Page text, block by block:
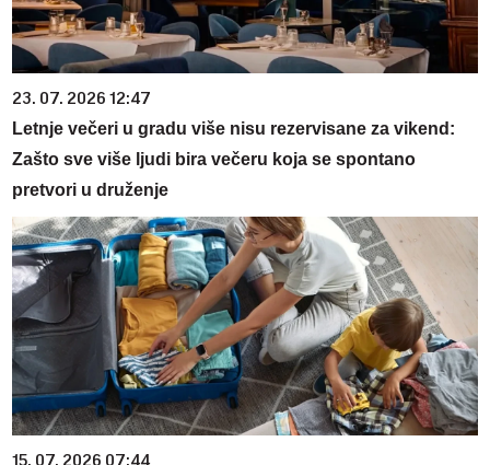
23. 07. 2026 12:47
Letnje večeri u gradu više nisu rezervisane za vikend:
Zašto sve više ljudi bira večeru koja se spontano
pretvori u druženje
15. 07. 2026 07:44